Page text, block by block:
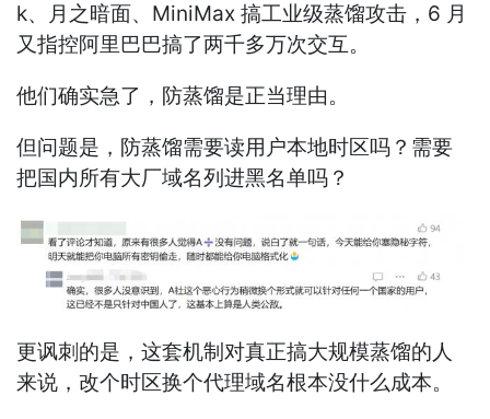
k、月之暗面、MiniMax 搞工业级蒸馏攻击，6 月
又指控阿里巴巴搞了两千多万次交互。
他们确实急了，防蒸馏是正当理由。
但问题是，防蒸馏需要读用户本地时区吗？需要
把国内所有大厂域名列进黑名单吗？
更讽刺的是，这套机制对真正搞大规模蒸馏的人
来说，改个时区换个代理域名根本没什么成本。